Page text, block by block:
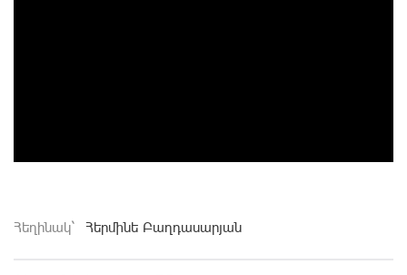
Հեղինակ` Հերմինե Բաղդասարյան